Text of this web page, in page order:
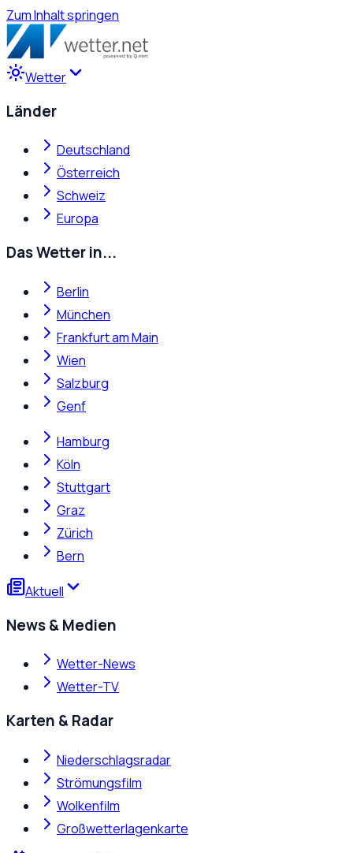
Zum Inhalt springen
Wetter
Länder
Deutschland
Österreich
Schweiz
Europa
Das Wetter in...
Berlin
München
Frankfurt am Main
Wien
Salzburg
Genf
Hamburg
Köln
Stuttgart
Graz
Zürich
Bern
Aktuell
News & Medien
Wetter-News
Wetter-TV
Karten & Radar
Niederschlagsradar
Strömungsfilm
Wolkenfilm
Großwetterlagenkarte